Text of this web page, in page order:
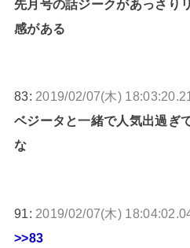
先月号の話ジークがあっさり
感がある
83: 2019/02/07(木)
ベジータと一緒で人気出過ぎ
な
91: 2019/02/07(木)
>>83